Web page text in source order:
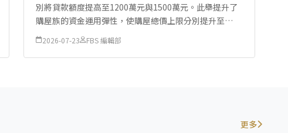
別將貸款額度提高至1200萬元與1500萬元。此舉提升了
購屋族的資金運用彈性，使購屋總價上限分別提升至
1500萬元及1875萬元，讓原本受限於預算只能選擇小宅
的家庭，有機會直接選購標準2房...
2026-07-23 FBS 編輯部
更多